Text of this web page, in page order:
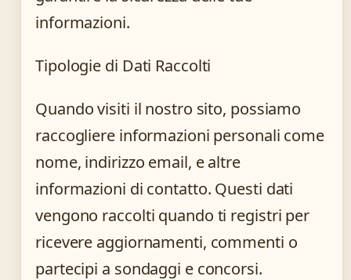
informazioni.
Tipologie di Dati Raccolti
Quando visiti il nostro sito, possiamo
raccogliere informazioni personali come
nome, indirizzo email, e altre
informazioni di contatto. Questi dati
vengono raccolti quando ti registri per
ricevere aggiornamenti, commenti o
partecipi a sondaggi e concorsi.